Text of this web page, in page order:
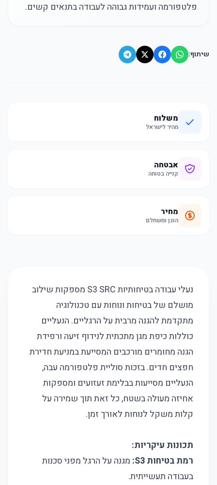
פלטפורמה ועמידות גבוהה לעבודה בתנאים קשים.
שיתוף:
משלוח
מהיר לישראל
אבטחה
קנייה בטוחה
מחיר
הוגן ומשתלם
נעלי עבודה בטיחותיות S3 SRC מספקות שילוב
מושלם של בטיחות ונוחות עם טכנולוגיה
מתקדמת להגנה מרבית על הרגליים. הנעליים
כוללות כיפת מגן מתכתית לנידוף זיעה ורפידת
הגנה מחומרים מורכבים המסייעת במניעת חדירת
חפצים חדים. בזכות סוליית פלטפורמה עבה,
הנעליים מסייעות בבלימת זעזועים ומספקות
אחיזה מעולה בשטח, כל זאת תוך שמירה על
קלות משקל לנוחות לאורך זמן.
תכונות עיקריות:
רמת בטיחות S3:
מגנה על הרגל מפני סכנות
בעבודה תעשייתית.